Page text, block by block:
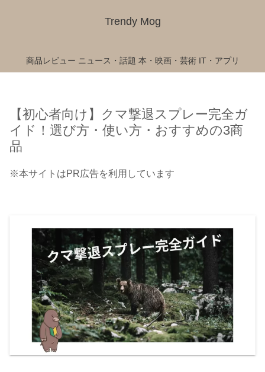
Trendy Mog
商品レビュー ニュース・話題 本・映画・芸術 IT・アプリ
【初心者向け】クマ撃退スプレー完全ガ
イド！選び方・使い方・おすすめの3商
品
※本サイトはPR広告を利用しています